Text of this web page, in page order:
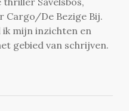
Cargo/De Bezige Bij.
ik mijn inzichten en
gebied van schrijven.